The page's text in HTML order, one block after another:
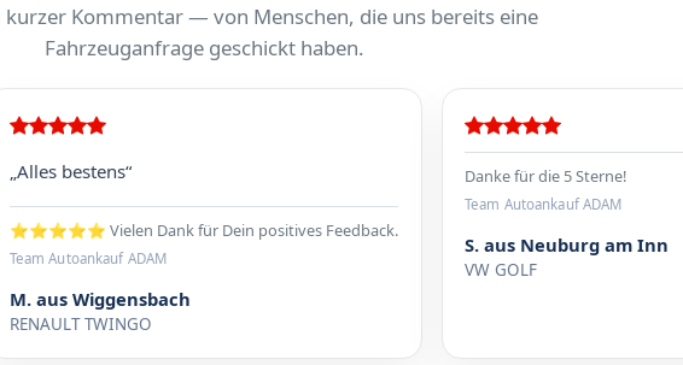
kurzer Kommentar — von Menschen, die uns bereits eine
Fahrzeuganfrage geschickt haben.
„Alles bestens“
⭐⭐⭐⭐⭐ Vielen Dank für Dein positives Feedback.
Team Autoankauf ADAM
M. aus Wiggensbach
RENAULT TWINGO
Danke für die 5 Sterne!
Team Autoankauf ADAM
S. aus Neuburg am Inn
VW GOLF